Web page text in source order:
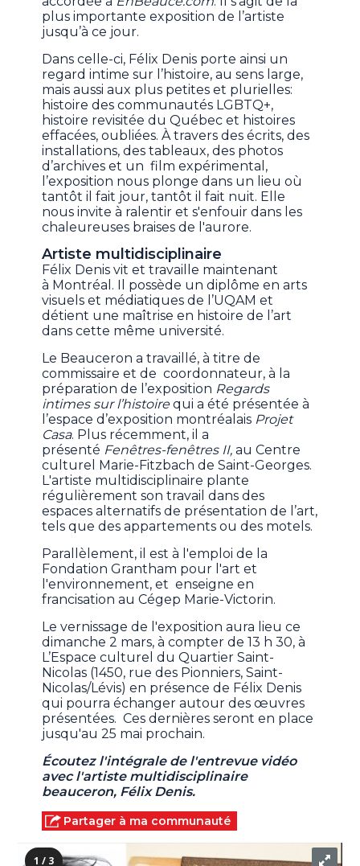
plus importante exposition de l’artiste
jusqu’à ce jour.
Dans celle-ci, Félix Denis porte ainsi un
regard intime sur l’histoire, au sens large,
mais aussi aux plus petites et plurielles:
histoire des communautés LGBTQ+,
histoire revisitée du Québec et histoires
effacées, oubliées. À travers des écrits, des
installations, des tableaux, des photos
d’archives et un film expérimental,
l’exposition nous plonge dans un lieu où
tantôt il fait jour, tantôt il fait nuit. Elle
nous invite à ralentir et s'enfouir dans les
chaleureuses braises de l'aurore.
Artiste multidisciplinaire
Félix Denis vit et travaille maintenant
à Montréal. Il possède un diplôme en arts
visuels et médiatiques de l’UQAM et
détient une maîtrise en histoire de l’art
dans cette même université.
Le Beauceron a travaillé, à titre de
commissaire et de coordonnateur, à la
préparation de l’exposition Regards
intimes sur l’histoirequi a été présentée à
l’espace d’exposition montréalais Projet
Casa. Plus récemment, il a
présenté Fenêtres-fenêtres II,au Centre
culturel Marie-Fitzbach de Saint-Georges.
L'artiste multidisciplinaire plante
régulièrement son travail dans des
espaces alternatifs de présentation de l’art,
tels que des appartements ou des motels.
Parallèlement, il est à l'emploi de la
Fondation Grantham pour l'art et
l'environnement, et enseigne en
francisation au Cégep Marie-Victorin.
Le vernissage de l'exposition aura lieu ce
dimanche 2 mars, à compter de 13 h 30, à
L’Espace culturel du Quartier Saint-
Nicolas (1450, rue des Pionniers, Saint-
Nicolas/Lévis) en présence de Félix Denis
qui pourra échanger autour des œuvres
présentées. Ces dernières seront en place
jusqu'au 25 mai prochain.
Écoutez l'intégrale de l'entrevue vidéo
avec l'artiste multidisciplinaire
beauceron, Félix Denis.
Partager à ma communauté
1 / 3